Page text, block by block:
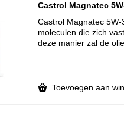
Castrol Magnatec
Castrol Magnatec
moleculen die zich
deze manier zal de
Toevoegen aan